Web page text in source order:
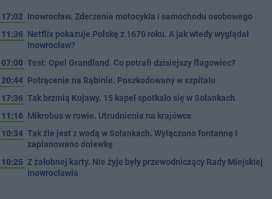
17:02 Inowrocław. Zderzenie motocykla i samochodu osobowego
11:36 Netflix pokazuje Polskę z 1670 roku. A jak wtedy wyglądał
Inowrocław?
07:00 Test: Opel Grandland. Co potrafi dzisiejszy flagowiec?
20:44 Potrącenie na Rąbinie. Poszkodowany w szpitalu
17:36 Tak brzmią Kujawy. 15 kapel spotkało się w Solankach
11:16 Mikrobus w rowie. Utrudnienia na krajówce
10:34 Tak źle jest z wodą w Solankach. Wyłączono fontannę i
zaplanowano dolewkę
10:25 Z żałobnej karty. Nie żyje były przewodniczący Rady Miejskiej
Inowrocławia